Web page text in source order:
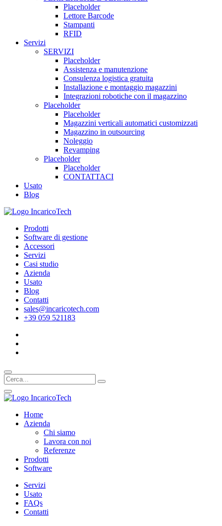
Placeholder
Lettore Barcode
Stampanti
RFID
Servizi
SERVIZI
Placeholder
Assistenza e manutenzione
Consulenza logistica gratuita
Installazione e montaggio magazzini
Integrazioni robotiche con il magazzino
Placeholder
Placeholder
Magazzini verticali automatici customizzati
Magazzino in outsourcing
Noleggio
Revamping
Placeholder
Placeholder
CONTATTACI
Usato
Blog
Prodotti
Software di gestione
Accessori
Servizi
Casi studio
Azienda
Usato
Blog
Contatti
sales@incaricotech.com
+39 059 521183
Home
Azienda
Chi siamo
Lavora con noi
Referenze
Prodotti
Software
Servizi
Usato
FAQs
Contatti